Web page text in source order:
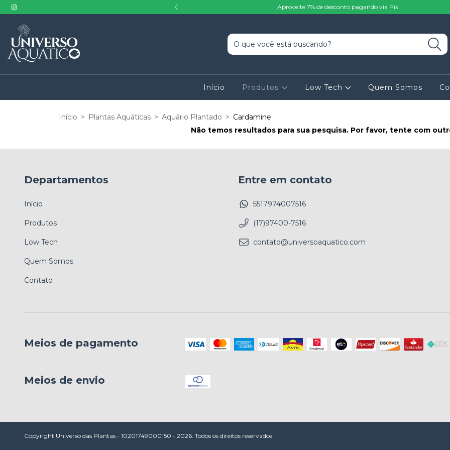
! Contate nosso WhatsApp Aproveite 7% de desconto pagando via Pix
Início Produtos Low Tech Quem Somos
Início > Plantas Aquáticas > Aquário Plantado > Cardamine
Não temos resultados para sua pesquisa. Por favor, tente com
Departamentos
Início
Produtos
Low Tech
Quem Somos
Contato
Entre em contato
5517974007516
(17)97400-7516
contato@universoaquatico.com
Meios de pagamento
Meios de envio
Copyright Universo das Plantas - 10201749000150 - 2026. Todos os direitos reservados.